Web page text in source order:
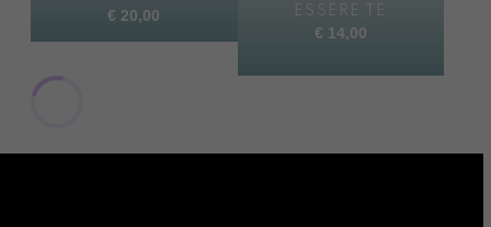
€ 20,00
ESSERE TE
€ 14,00